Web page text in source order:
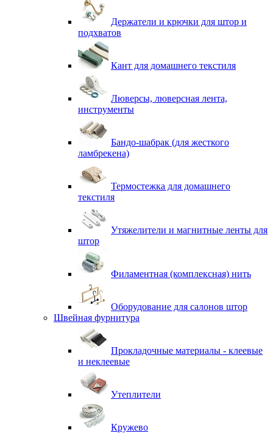
Держатели и крючки для штор и
подхватов
Кант для домашнего текстиля
Люверсы, люверсная лента,
инструменты
Бандо-шабрак (для жесткого
ламбрекена)
Термостежка для домашнего
текстиля
Утяжелители и магнитные ленты для
штор
Филаментная (комплексная) нить
Оборудование для салонов штор
Швейная фурнитура
Прокладочные материалы - клеевые
и неклеевые
Утеплители
Кружево